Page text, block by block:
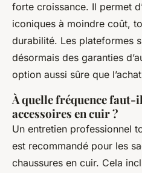
forte croissance. Il permet
iconiques à moindre coût,
durabilité. Les plateformes
désormais des garanties
option aussi sûre que
À quelle fréquence faut-
accessoires en cuir ?
Un entretien professionnel
est recommandé pour les
chaussures en cuir. Cela